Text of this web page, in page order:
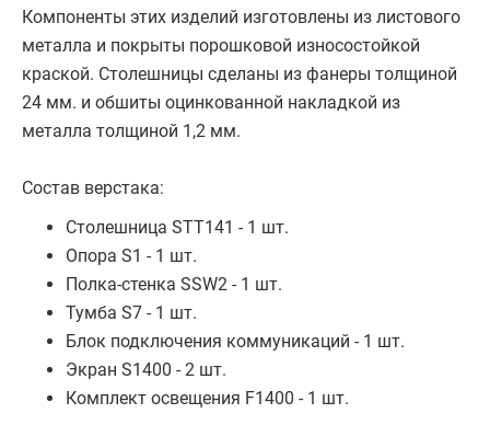
Компоненты этих изделий изготовлены из листового
металла и покрыты порошковой износостойкой
краской. Столешницы сделаны из фанеры толщиной
24 мм. и обшиты оцинкованной накладкой из
металла толщиной 1,2 мм.
Состав верстака:
Столешница STT141 - 1 шт.
Опора S1 - 1 шт.
Полка-стенка SSW2 - 1 шт.
Тумба S7 - 1 шт.
Блок подключения коммуникаций - 1 шт.
Экран S1400 - 2 шт.
Комплект освещения F1400 - 1 шт.